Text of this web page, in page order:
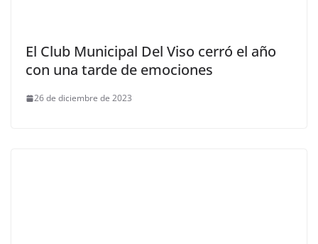
El Club Municipal Del Viso cerró el año
con una tarde de emociones
26 de diciembre de 2023